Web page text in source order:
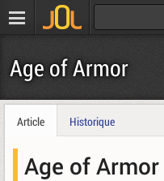
Age of Armor
Article Historique
Age of Armor